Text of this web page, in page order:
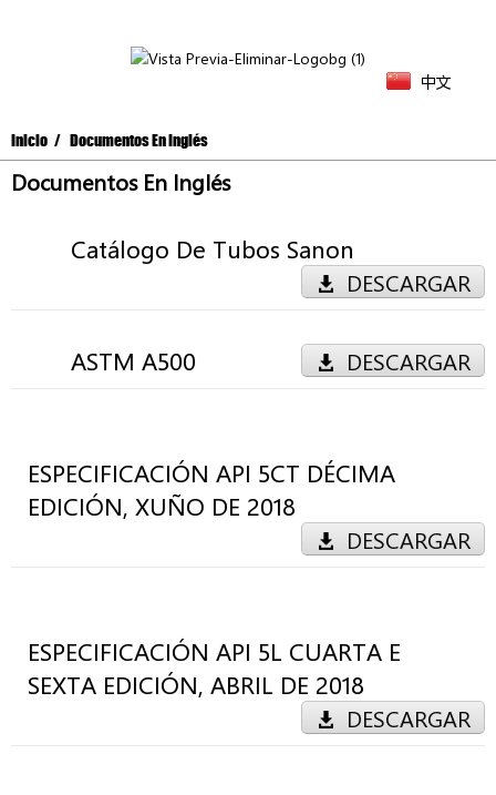
中文
Inicio Documentos En Inglés
Documentos En Inglés
Catálogo De Tubos Sanon
DESCARGAR
ASTM A500 DESCARGAR
ESPECIFICACIÓN API 5CT DÉCIMA
EDICIÓN, XUÑO DE 2018
DESCARGAR
ESPECIFICACIÓN API 5L CUARTA E
SEXTA EDICIÓN, ABRIL DE 2018
DESCARGAR